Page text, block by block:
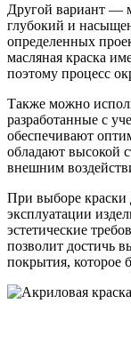
Другой вариант —
глубокий и
определенных
масляная краска
поэтому процесс
Также можно
разработанные с
обеспечивают
обладают высокой
внешним
При выборе
эксплуатации
эстетические
позволит достичь
покрытия, которое